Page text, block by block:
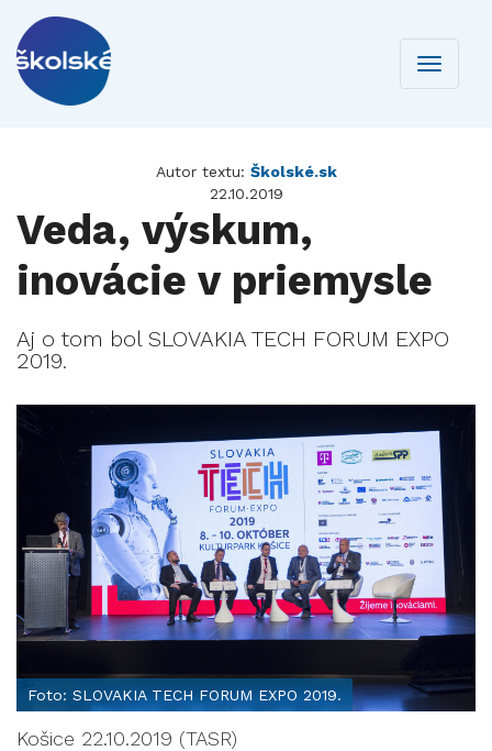
Toggle
Autor textu: Školské.sk
22.10.2019
Veda, výskum,
inovácie v priemysle
Aj o tom bol SLOVAKIA TECH FORUM EXPO
2019.
Foto: SLOVAKIA TECH FORUM EXPO 2019.
Košice 22.10.2019 (TASR)